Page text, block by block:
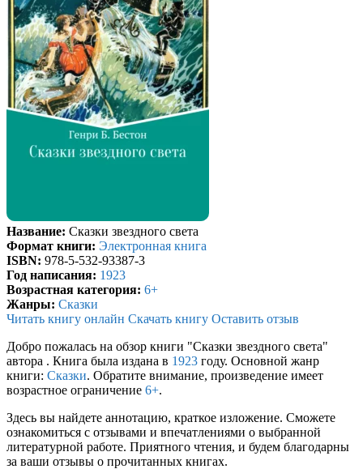
Название: Сказки звездного света
Формат книги: Электронная книга
ISBN: 978-5-532-93387-3
Год написания: 1923
Возрастная категория: 6+
Жанры: Сказки
Читать книгу онлайн Скачать книгу Оставить отзыв
Добро пожалась на обзор книги "Сказки звездного света"
автора . Книга была издана в 1923 году. Основной жанр
книги: Сказки. Обратите внимание, произведение имеет
возрастное ограничение 6+.
Здесь вы найдете аннотацию, краткое изложение. Сможете
ознакомиться с отзывами и впечатлениями о выбранной
литературной работе. Приятного чтения, и будем благодарны
за ваши отзывы о прочитанных книгах.